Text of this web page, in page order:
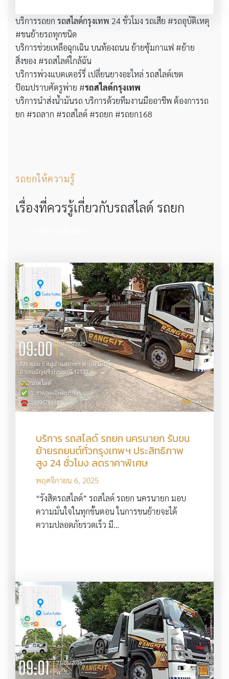
บริการรถยก รถสไลด์กรุงเทพ 24 ชั่วโมง รถเสีย #รถอุบัติเหตุ
#ขนย้ายรถทุกชนิด
บริการช่วยเหลือฉุกเฉิน บนท้องถนน ย้ายซุ้มกาแฟ #ย้าย
สิ่งของ #รถสไลด์ใกล้ฉัน
บริการพ่วงแบตเตอร์รี่ เปลี่ยนยางอะไหล่ รถสไลด์เขต
ป้อมปราบศัตรูพ่าย #รถสไลด์กรุงเทพ
บริการนำส่งน้ำมันรถ บริการด้วยทีมงานมืออาชีพ ต้องการรถ
ยก #รถลาก #รถสไลด์ #รถยก #รถยก168
รถยกให้ความรู้
เรื่องที่ควรรู้เกี่ยวกับรถสไลด์ รถยก
บริการ รถสไลด์ รถยก นครนายก รับขน
ย้ายรถยนต์ทั่วกรุงเทพฯ ประสิทธิภาพ
สูง 24 ชั่วโมง ลดราคาพิเศษ
พฤศจิกายน 6, 2025
“รังสิตรถสไลด์” รถสไลด์ รถยก นครนายก มอบ
ความมั่นใจในทุกขั้นตอน ในการขนย้ายจะได้
ความปลอดภัยรวดเร็ว มี…